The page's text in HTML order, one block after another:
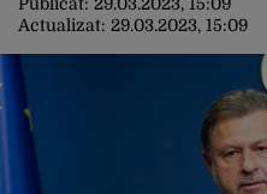
Actualizat: 29.03.2023, 15:09